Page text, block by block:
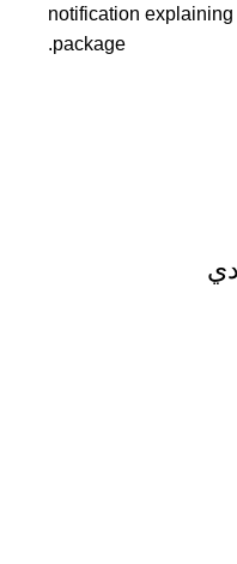
notification
package.